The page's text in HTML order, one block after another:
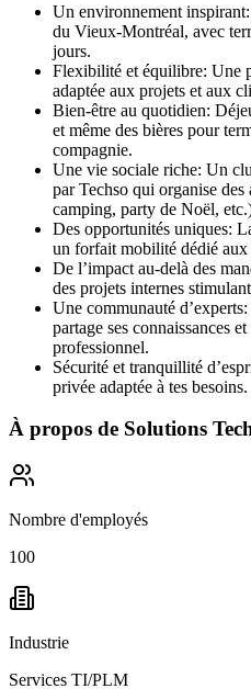
Un environnement
du Vieux-Montréal, avec
jours.
Flexibilité et équilibre: Une
adaptée aux projets et aux
Bien-être au quotidien:
et même des bières pour
compagnie.
Une vie sociale riche: Un
par Techso qui organise
camping, party de Noël,
Des opportunités uniques:
un forfait mobilité dédié aux
De l’impact au-delà des
des projets internes
Une communauté
partage ses connaissances
professionnel.
Sécurité et tranquillité
privée adaptée à tes besoins.
À propos de Solutions
Nombre d'employés
100
Industrie
Services TI/PLM